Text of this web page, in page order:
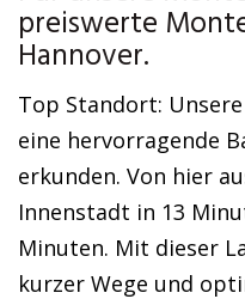
preiswerte
Hannover.
Top Standort:
eine hervorragende
erkunden. Von hier
Innenstadt in 13
Minuten. Mit dieser
kurzer Wege und